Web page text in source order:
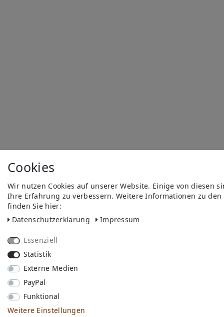
Cookies
Wir nutzen Cookies auf unserer Website. Einige von diesen
Ihre Erfahrung zu verbessern. Weitere Informationen zu
finden Sie hier:
Daten­schutz­erklärung
Impressum
Essenziell
Statistik
Externe Medien
PayPal
Funktional
Weitere Einstellungen